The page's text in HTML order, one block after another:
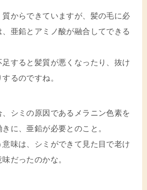
からできていますが、髪の毛に必
亜鉛とアミノ酸が融合してできる
すると髪質が悪くなったり、抜け
るのですね。
、シミの原因であるメラニン色素を
に、亜鉛が必要とのこと。
意味は、シミができて見た目で老け
だったのかな。